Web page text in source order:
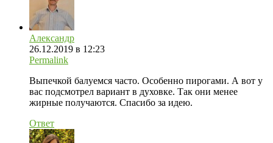
Александр
26.12.2019 в 12:23
Permalink
Выпечкой балуемся часто. Особенно пирогами. А вот у
вас подсмотрел вариант в духовке. Так они менее
жирные получаются. Спасибо за идею.
Ответ